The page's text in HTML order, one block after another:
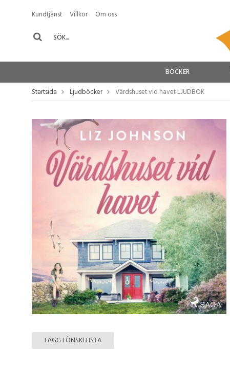
Kundtjänst Villkor Om oss
BÖCKER
Startsida
Ljudböcker Värdshuset vid havet LJUDBOK
LÄGG I ÖNSKELISTA